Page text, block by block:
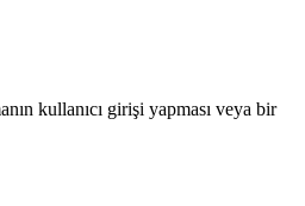
kullanıcı girişi yapması veya bir